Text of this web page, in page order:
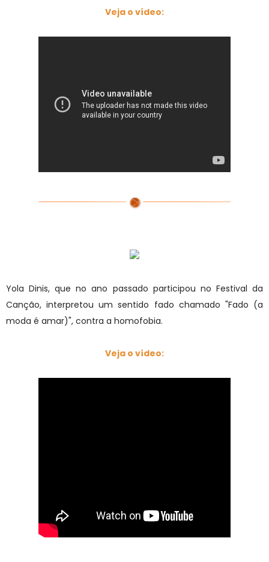
Veja o vídeo:
Yola Dinis, que no ano passado participou no Festival da
Canção, interpretou um sentido fado chamado "Fado (a
moda é amar)", contra a homofobia.
Veja o vídeo: